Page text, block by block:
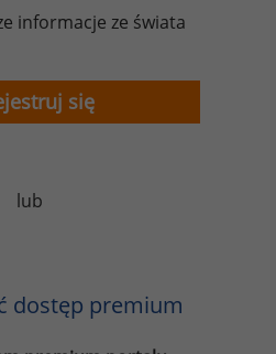
informacje ze świata
się
lub
dostęp premium